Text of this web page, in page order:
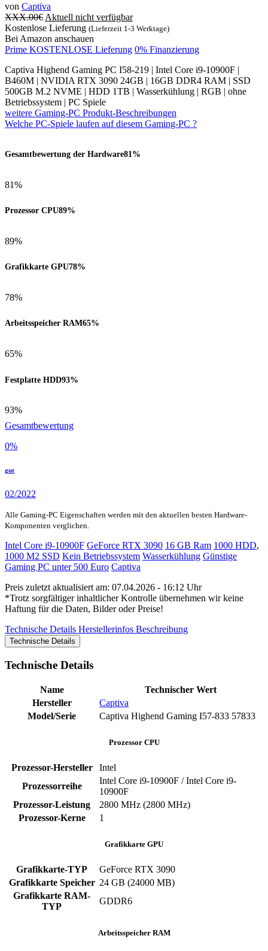
von Captiva
XXX.00€ Aktuell nicht verfügbar
Kostenlose Lieferung (Lieferzeit 1-3 Werktage)
Bei Amazon anschauen
Prime KOSTENLOSE Lieferung 0% Finanzierung
Captiva Highend Gaming PC I58-219 | Intel Core i9-10900F |
B460M | NVIDIA RTX 3090 24GB | 16GB DDR4 RAM | SSD
500GB M.2 NVME | HDD 1TB | Wasserkühlung | RGB | ohne
Betriebssystem | PC Spiele
weitere Gaming-PC Produkt-Beschreibungen
Welche PC-Spiele laufen auf diesem Gaming-PC ?
Gesamtbewertung der Hardware81%
81%
Prozessor CPU89%
89%
Grafikkarte GPU78%
78%
Arbeitsspeicher RAM65%
65%
Festplatte HDD93%
93%
Gesamtbewertung
0%
gut
02/2022
Alle Gaming-PC Eigenschaften werden mit den aktuellen besten Hardware-
Komponenten verglichen.
Intel Core i9-10900F GeForce RTX 3090 16 GB Ram 1000 HDD,
1000 M2 SSD Kein Betriebssystem Wasserkühlung Günstige
Gaming PC unter 500 Euro Captiva
Preis zuletzt aktualisiert am: 07.04.2026 - 16:12 Uhr
*Trotz sorgfältiger inhaltlicher Kontrolle übernehmen wir keine
Haftung für die Daten, Bilder oder Preise!
Technische Details Herstellerinfos Beschreibung
Technische Details
Technische Details
Name
Technischer Wert
Hersteller
Captiva
Model/Serie
Captiva Highend Gaming I57-833 ‎57833
Prozessor CPU
Prozessor-Hersteller
‎Intel
Prozessorreihe
Intel Core i9-10900F / Intel Core i9-
10900F
Prozessor-Leistung
‎2800 MHz (2800 MHz)
Prozessor-Kerne
‎1
Grafikkarte GPU
Grafikkarte-TYP
GeForce RTX 3090
Grafikkarte Speicher ‎24 GB (24000 MB)
Grafikkarte RAM-
TYP
‎GDDR6
Arbeitsspeicher RAM